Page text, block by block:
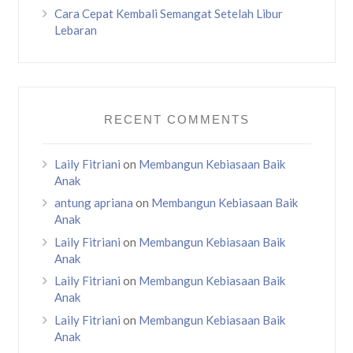
Cara Cepat Kembali Semangat Setelah Libur
Lebaran
RECENT COMMENTS
Laily Fitriani on Membangun Kebiasaan Baik
Anak
antung apriana on Membangun Kebiasaan Baik
Anak
Laily Fitriani on Membangun Kebiasaan Baik
Anak
Laily Fitriani on Membangun Kebiasaan Baik
Anak
Laily Fitriani on Membangun Kebiasaan Baik
Anak